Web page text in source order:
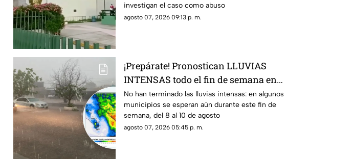
investigan el caso como abuso
agosto 07, 2026 09:13 p. m.
¡Prepárate! Pronostican LLUVIAS
INTENSAS todo el fin de semana en
estos municipios de Sinaloa
No han terminado las lluvias intensas: en algunos
municipios se esperan aún durante este fin de
semana, del 8 al 10 de agosto
agosto 07, 2026 05:45 p. m.